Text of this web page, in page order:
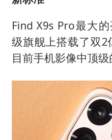
Find X9s Pro最大
级旗舰上搭载了双2
目前手机影像中顶级